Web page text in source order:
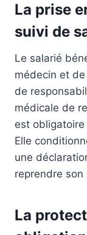
La prise
suivi de
Le salarié
médecin et
de
médicale de
est
Elle
une
reprendre son
La